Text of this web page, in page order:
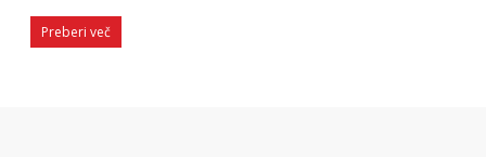
Preberi več